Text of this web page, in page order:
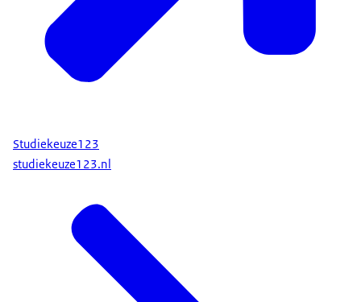
Studiekeuze123
studiekeuze123.nl